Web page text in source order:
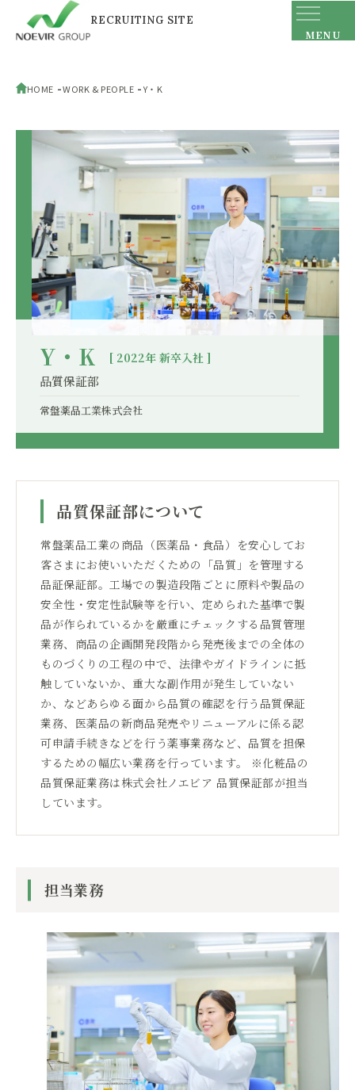
RECRUITING SITE
MENU
HOME WORK & PEOPLE Y・K
Y・K [ 2022年 新卒入社 ]
品質保証部
常盤薬品工業株式会社
品質保証部について
常盤薬品工業の商品（医薬品・食品）を安心してお
客さまにお使いいただくための「品質」を管理する
品証保証部。工場での製造段階ごとに原料や製品の
安全性・安定性試験等を行い、定められた基準で製
品が作られているかを厳重にチェックする品質管理
業務、商品の企画開発段階から発売後までの全体の
ものづくりの工程の中で、法律やガイドラインに抵
触していないか、重大な副作用が発生していない
か、などあらゆる面から品質の確認を行う品質保証
業務、医薬品の新商品発売やリニューアルに係る認
可申請手続きなどを行う薬事業務など、品質を担保
するための幅広い業務を行っています。 ※化粧品の
品質保証業務は株式会社ノエビア 品質保証部が担当
しています。
担当業務